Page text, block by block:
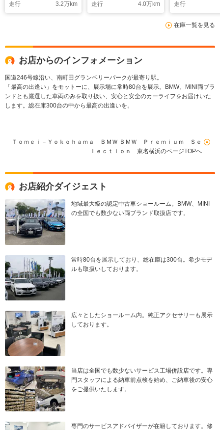
ー保証付/1年・走行距
離無制限 禁煙車
ランク アンビエント
ライト
走行
3.2万km
シートヒーター Mリ
ヤスポイラー 電動シ
ランク Pアシスト
走行
4.0万km
オーナー 純
ライブレコー
ニャックレザ
ーラー保証付/
走行
在庫一覧を見る
お店からのインフォメーション
国道246号線沿い、南町田グランベリーパークが最寄り駅。
「最高の出逢い」をモットーに、展示場に常時80台を展示。BMW、MINI両ブラ
ンドとも厳選した車両のみを取り扱い、安心と安全のカーライフをお届けいた
します。総在庫300台の中から最高の出逢いを。
Ｔｏｍｅｉ－Ｙｏｋｏｈａｍａ ＢＭＷ ＢＭＷ Ｐｒｅｍｉｕｍ Ｓｅ
ｌｅｃｔｉｏｎ 東名横浜のページTOPへ
お店紹介ダイジェスト
地域最大級の認定中古車ショールーム。BMW、MINI
の全国でも数少ない両ブランド取扱店です。
常時80台を展示しており、総在庫は300台。希少モデ
ルも取扱いしております。
広々としたショールーム内。純正アクセサリーも展示
しております。
当店は全国でも数少ないサービス工場併設店です。専
門スタッフによる納車前点検を始め、ご納車後の安心
をご提供いたします。
専門のサービスアドバイザーが在籍しております。修